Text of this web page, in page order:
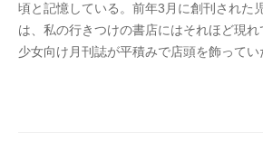
年
_
頃と記憶している。前年3月に創刊された
は、私の行きつけの書店にはそれほど現れ
少女向け月刊誌が平積みで店頭を飾ってい